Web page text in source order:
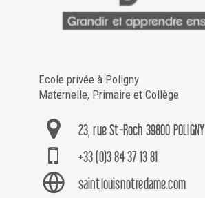
Ecole privée à Poligny
Maternelle, Primaire et Collège
23, rue St-Roch 39800 POLIGNY
+33 (0)3 84 37 13 81
saintlouisnotredame.com